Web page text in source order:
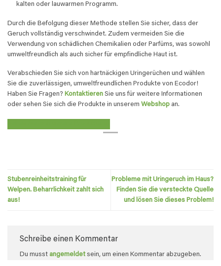
kalten oder lauwarmen Programm.
Durch die Befolgung dieser Methode stellen Sie sicher, dass der
Geruch vollständig verschwindet. Zudem vermeiden Sie die
Verwendung von schädlichen Chemikalien oder Parfüms, was sowohl
umweltfreundlich als auch sicher für empfindliche Haut ist.
Verabschieden Sie sich von hartnäckigen Uringerüchen und wählen
Sie die zuverlässigen, umweltfreundlichen Produkte von Ecodor!
Haben Sie Fragen? Kontaktieren Sie uns für weitere Informationen
oder sehen Sie sich die Produkte in unserem Webshop an.
Stubenreinheitstraining für
Welpen. Beharrlichkeit zahlt sich
aus!
Probleme mit Uringeruch im Haus?
Finden Sie die versteckte Quelle
und lösen Sie dieses Problem!
Schreibe einen Kommentar
Du musst angemeldet sein, um einen Kommentar abzugeben.